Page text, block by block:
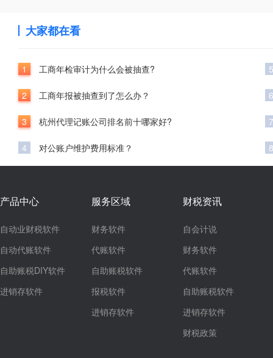
大家都在看
1 工商年检审计为什么会被抽查?
2 工商年报被抽查到了怎么办？
3 杭州代理记账公司排名前十哪家好?
4 对公账户维护费用标准？
5
6
7
8
产品中心
自动业财税软件
自动代账软件
自助账税DIY软件
进销存软件
服务区域
财务软件
代账软件
自助账税软件
报税软件
进销存软件
财税资讯
自会计说
财务软件
代账软件
自助账税软件
进销存软件
财税政策